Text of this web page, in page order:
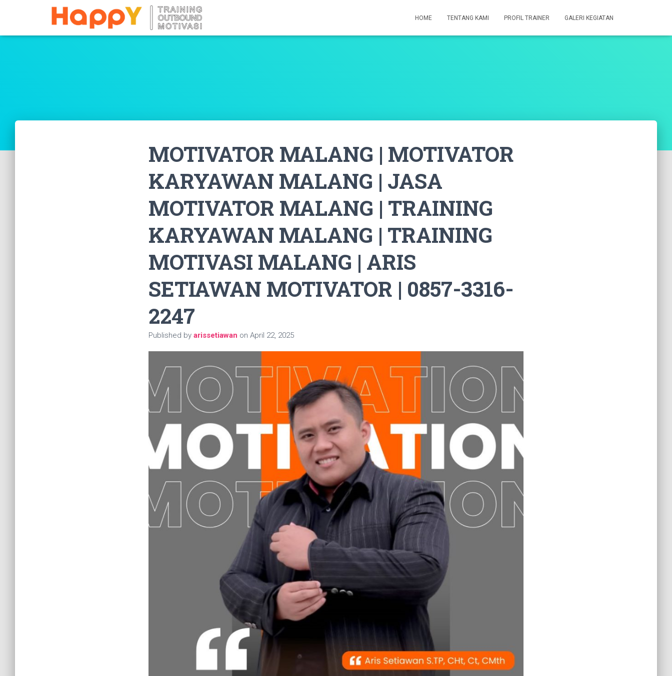
HOME TENTANG KAMI PROFIL TRAINER GALERI KEGIATAN
MOTIVATOR MALANG | MOTIVATOR
KARYAWAN MALANG | JASA
MOTIVATOR MALANG | TRAINING
KARYAWAN MALANG | TRAINING
MOTIVASI MALANG | ARIS
SETIAWAN MOTIVATOR | 0857-3316-
2247
Published by arissetiawan on April 22, 2025